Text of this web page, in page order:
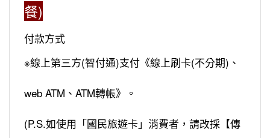
餐)
付款方式
※線上第三方(智付通)支付《線上刷卡(不分期)、
web ATM、ATM轉帳》。
(P.S.如使用「國民旅遊卡」消費者，請改採【傳